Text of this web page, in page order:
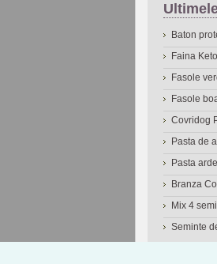
Baton
Faina
Fasole
Fasole
Covridog
Pasta de
Pasta
Branza
Mix 4
Seminte